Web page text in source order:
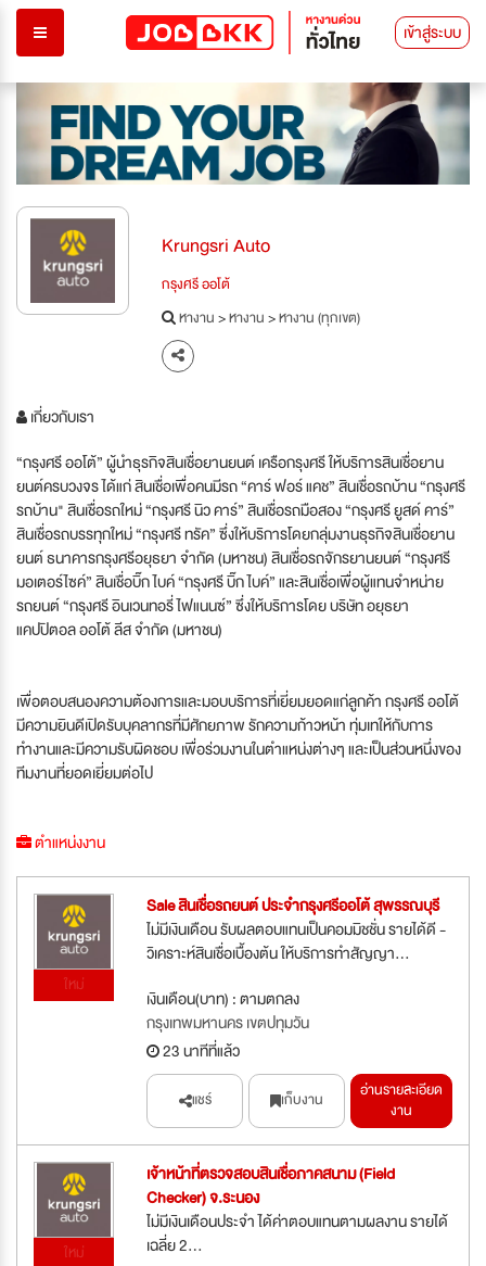
เข้าสู่ระบบ
Krungsri Auto
กรุงศรี ออโต้
หางาน>หางาน>หางาน (ทุกเขต)
เกี่ยวกับเรา
“กรุงศรี ออโต้” ผู้นำธุรกิจสินเชื่อยานยนต์ เครือกรุงศรี ให้บริการสินเชื่อยาน
ยนต์ครบวงจร ได้แก่ สินเชื่อเพื่อคนมีรถ “คาร์ ฟอร์ แคช” สินเชื่อรถบ้าน “กรุงศรี
รถบ้าน" สินเชื่อรถใหม่ “กรุงศรี นิว คาร์” สินเชื่อรถมือสอง “กรุงศรี ยูสด์ คาร์”
สินเชื่อรถบรรทุกใหม่ “กรุงศรี ทรัค” ซึ่งให้บริการโดยกลุ่มงานธุรกิจสินเชื่อยาน
ยนต์ ธนาคารกรุงศรีอยุธยา จำกัด (มหาชน) สินเชื่อรถจักรยานยนต์ “กรุงศรี
มอเตอร์ไซค์” สินเชื่อบิ๊ก ไบค์ “กรุงศรี บิ๊ก ไบค์” และสินเชื่อเพื่อผู้แทนจำหน่าย
รถยนต์ “กรุงศรี อินเวนทอรี่ ไฟแนนซ์” ซึ่งให้บริการโดย บริษัท อยุธยา
แคปปิตอล ออโต้ ลีส จำกัด (มหาชน)
เพื่อตอบสนองความต้องการและมอบบริการที่เยี่ยมยอดแก่ลูกค้า กรุงศรี ออโต้
มีความยินดีเปิดรับบุคลากรที่มีศักยภาพ รักความก้าวหน้า ทุ่มเทให้กับการ
ทำงานและมีความรับผิดชอบ เพื่อร่วมงานในตำแหน่งต่างๆ และเป็นส่วนหนึ่งของ
ทีมงานที่ยอดเยี่ยมต่อไป
ตำแหน่งงาน
ใหม่
Sale สินเชื่อรถยนต์ ประจำกรุงศรีออโต้ สุพรรณบุรี
ไม่มีเงินเดือน รับผลตอบแทนเป็นคอมมิชชั่น รายได้ดี -
วิเคราะห์สินเชื่อเบื้องต้น ให้บริการทำสัญญา...
เงินเดือน(บาท) : ตามตกลง
กรุงเทพมหานคร เขตปทุมวัน
23 นาทีที่แล้ว
แชร์ เก็บงาน
อ่านรายละเอียด
งาน
ใหม่
เจ้าหน้าที่ตรวจสอบสินเชื่อภาคสนาม (Field
Checker) จ.ระนอง
ไม่มีเงินเดือนประจำ ได้ค่าตอบแทนตามผลงาน รายได้
เฉลี่ย 2...